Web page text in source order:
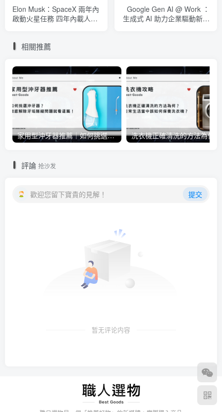
Elon Musk：SpaceX 兩年內
啟動火星任務 四年內載人登
Google Gen AI @ Work ：
生成式 AI 助力企業驅動新商
相關推薦
家用型沖牙器推薦｜如何挑選沖牙器？徹底解除牙垢隙縫問題就看這篇！
評論 抢沙发
歡迎您留下寶貴的見解！ 提交
暂无评论内容